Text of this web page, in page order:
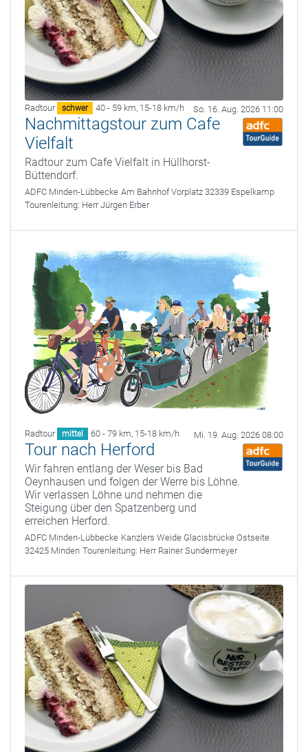
Radtour schwer 40 - 59 km, 15-18 km/h So. 16. Aug. 2026 11:00
Nachmittagstour zum Cafe
Vielfalt
Radtour zum Cafe Vielfalt in Hüllhorst-
Büttendorf.
ADFC Minden-Lübbecke Am Bahnhof Vorplatz 32339 Espelkamp
Tourenleitung: Herr Jürgen Erber
Radtour mittel 60 - 79 km, 15-18 km/h Mi. 19. Aug. 2026 08:00
Tour nach Herford
Wir fahren entlang der Weser bis Bad
Oeynhausen und folgen der Werre bis Löhne.
Wir verlassen Löhne und nehmen die
Steigung über den Spatzenberg und
erreichen Herford.
ADFC Minden-Lübbecke Kanzlers Weide Glacisbrücke Ostseite
32425 Minden Tourenleitung: Herr Rainer Sundermeyer